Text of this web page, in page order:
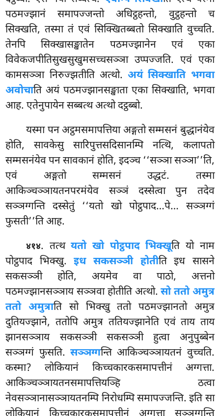
पठमज्झानं समापज्जन्तो अधिट्ठहन्तो, वुट्ठहन्तो च
सिक्खति, तस्मा तं एवं सिक्खितब्बतो सिक्खाति वुच्चति.
तेनपि सिक्खासङ्खातेन पठमज्झानेन एवं एका
विवेकजपीतिसुखसुखुमसच्चसञ्ञा उप्पज्जति. एवं एका
कामसञ्ञा निरुज्झतीति अत्थो.अयं सिक्खाति भगवा
अवोचाति अयं पठमज्झानसङ्खाता एका सिक्खाति, भगवा
आह. एतेनुपायेन सब्बत्थ अत्थो दट्ठब्बो.
यस्मा पन अट्ठमसमापत्तिया अङ्गतो सम्मसनं बुद्धानंयेव
होति, सावकेसु सारिपुत्तसदिसानम्पि नत्थि, कलापतो
सम्मसनंयेव पन सावकानं होति, इदञ्च ‘‘सञ्ञा सञ्ञा’’ति,
एवं अङ्गतो सम्मसनं उद्धटं. तस्मा
आकिञ्चञ्ञायतनपरमंयेव सञ्ञं दस्सेत्वा पुन तदेव
सञ्ञग्गन्ति दस्सेतुं ‘‘यतो खो पोट्ठपाद…पे… सञ्ञग्गं
फुसती’’ति आह.
४१४. तत्थयतो खो पोट्ठपाद भिक्खूति यो नाम
पोट्ठपाद भिक्खु.इध सकसञ्ञी होतीति इध सासने
सकसञ्ञी होति, अयमेव वा पाठो, अत्तनो
पठमज्झानसञ्ञाय सञ्ञवा होतीति अत्थो.सो ततो अमुत्र
ततो अमुत्राति सो भिक्खु ततो पठमज्झानतो अमुत्र
दुतियज्झाने, ततोपि अमुत्र ततियज्झानेति एवं ताय ताय
झानसञ्ञाय सकसञ्ञी सकसञ्ञी हुत्वा अनुपुब्बेन
सञ्ञग्गं फुसति. सञ्ञग्गन्ति आकिञ्चञ्ञायतनं वुच्चति.
कस्मा? लोकियानं किच्चकारकसमापत्तीनं अग्गत्ता.
आकिञ्चञ्ञायतनसमापत्तियञ्हि ठत्वा
नेवसञ्ञानासञ्ञायतनम्पि निरोधम्पि समापज्जन्ति. इति सा